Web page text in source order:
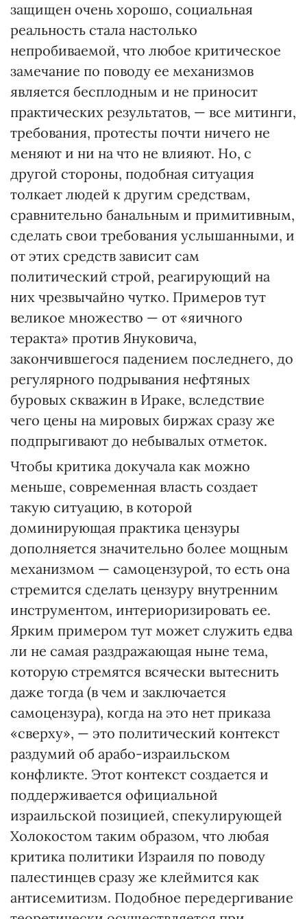
защищен очень хорошо, социальная
реальность стала настолько
непробиваемой, что любое критическое
замечание по поводу ее механизмов
является бесплодным и не приносит
практических результатов, — все митинги,
требования, протесты почти ничего не
меняют и ни на что не влияют. Но, с
другой стороны, подобная ситуация
толкает людей к другим средствам,
сравнительно банальным и примитивным,
сделать свои требования услышанными, и
от этих средств зависит сам
политический строй, реагирующий на
них чрезвычайно чутко. Примеров тут
великое множество — от «яичного
теракта» против Януковича,
закончившегося падением последнего, до
регулярного подрывания нефтяных
буровых скважин в Ираке, вследствие
чего цены на мировых биржах сразу же
подпрыгивают до небывалых отметок.
Чтобы критика докучала как можно
меньше, современная власть создает
такую ситуацию, в которой
доминирующая практика цензуры
дополняется значительно более мощным
механизмом — самоцензурой, то есть она
стремится сделать цензуру внутренним
инструментом, интериоризировать ее.
Ярким примером тут может служить едва
ли не самая раздражающая ныне тема,
которую стремятся всячески вытеснить
даже тогда (в чем и заключается
самоцензура), когда на это нет приказа
«сверху», — это политический контекст
раздумий об арабо-израильском
конфликте. Этот контекст создается и
поддерживается официальной
израильской позицией, спекулирующей
Холокостом таким образом, что любая
критика политики Израиля по поводу
палестинцев сразу же клеймится как
антисемитизм. Подобное передергивание